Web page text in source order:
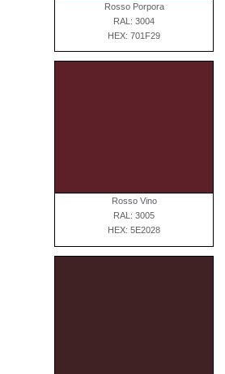
Rosso Porpora
RAL: 3004
HEX: 701F29
Rosso Vino
RAL: 3005
HEX: 5E2028